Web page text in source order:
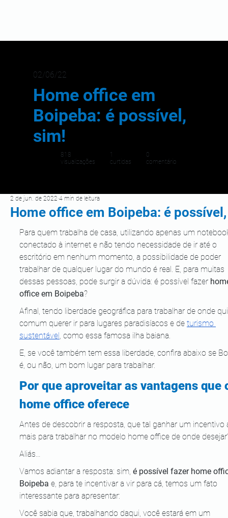
818
visualizações
1
curtidas
0
comentário
Home office em
Boipeba: é possível,
sim!
02/06/22
Home office em Boipeba: é
2 de jun. de 2022 4 min de leitura
Para quem trabalha de casa, utilizando apenas um
conectado à internet e não tendo necessidade de ir até o
escritório em nenhum momento, a possibilidade de poder
trabalhar de qualquer lugar do mundo é real. E, para muitas
dessas pessoas, pode surgir a dúvida: é possível fazer
office em Boipeba?
Afinal, tendo liberdade geográfica para trabalhar de onde
comum querer ir para lugares paradisíacos e de turismo
sustentável, como essa famosa ilha baiana.
E, se você também tem essa liberdade, confira abaixo se
é, ou não, um bom lugar para trabalhar.
Por que aproveitar as vantagens que
home office oferece
Antes de descobrir a resposta, que tal ganhar um incentivo
mais para trabalhar no modelo home office de onde
Aliás…
Vamos adiantar a resposta: sim, é possível fazer home
Boipeba e, para te incentivar a vir para cá, temos um fato
interessante para apresentar:
Você sabia que, trabalhando daqui, você estará em um